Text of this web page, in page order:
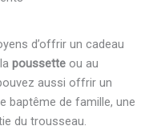
d’offrir un cadeau
poussette ou au
aussi offrir un
baptême de famille, une
du trousseau.